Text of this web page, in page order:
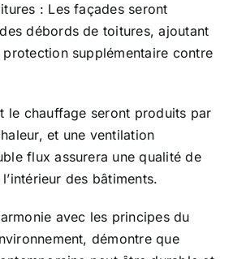
: Les façades seront
débords de toitures, ajoutant
protection supplémentaire contre
le chauffage seront produits par
et une ventilation
flux assurera une qualité de
des bâtiments.
avec les principes du
démontre que